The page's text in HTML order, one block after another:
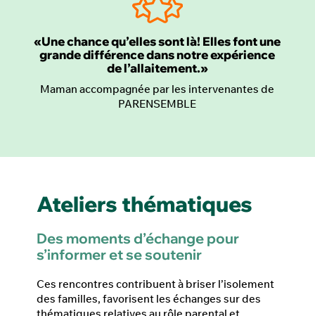
«Une chance qu’elles sont là! Elles font une
grande différence dans notre expérience
de l’allaitement.»
Maman accompagnée par les intervenantes de
PARENSEMBLE
Ateliers thématiques
Des moments d’échange pour
s’informer et se soutenir
Ces rencontres contribuent à briser l’isolement
des familles, favorisent les échanges sur des